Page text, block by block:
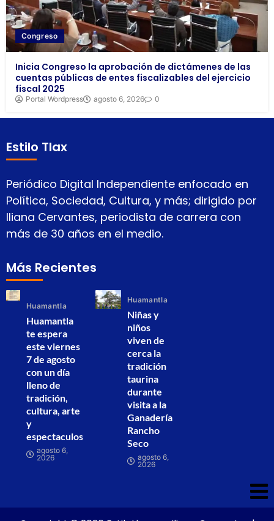
Congreso
Inicia Congreso la aprobación de dictámenes de las
cuentas públicas de entes fiscalizables del ejercicio
fiscal 2025
Portal Wordpress agosto 6, 2026 0
Estilo Tlax
Periódico Digital Independiente enfocado en
Política, Sociedad, Cultura, y más; dirigido por
Iliana Cervantes, periodista de carrera con
más de 30 años en el medio.
Más Recientes
Huamantla
Huamantla
te espera
este viernes
7 de agosto
con un día
lleno de
tradición,
cultura, arte
y
espectaculos
agosto 6,
2026
Huamantla
Niñas y
niños
viven de
cerca la
tradición
taurina
durante
visita a la
Ganadería
Rancho
Seco
agosto 6,
2026